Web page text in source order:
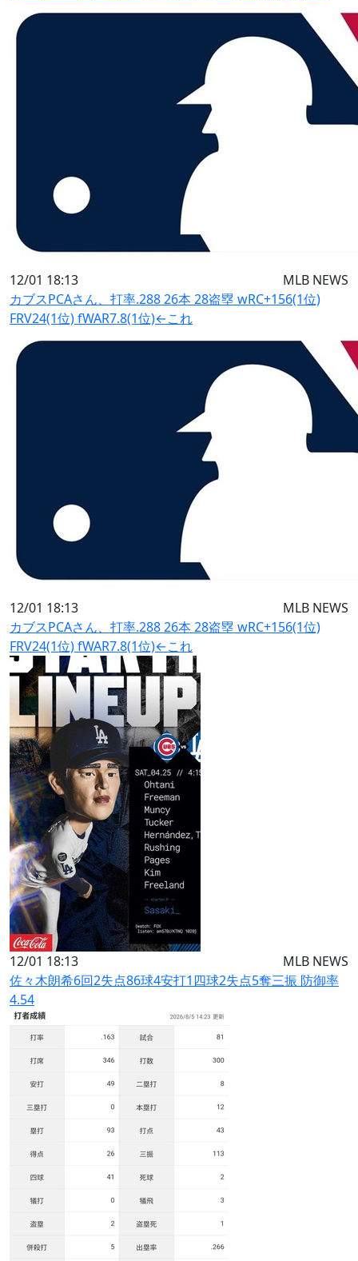
12/01 18:13
MLB NEWS
カブスPCAさん、打率.288 26本 28盗塁 wRC+156(1位)
FRV24(1位) fWAR7.8(1位)←これ
12/01 18:13
MLB NEWS
カブスPCAさん、打率.288 26本 28盗塁 wRC+156(1位)
FRV24(1位) fWAR7.8(1位)←これ
12/01 18:13
MLB NEWS
佐々木朗希6回2失点86球4安打1四球2失点5奪三振 防御率
4.54